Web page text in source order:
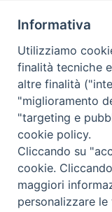
Informativa
Utilizziamo
finalità tecniche
altre finalità
"miglioramento
"targeting e
cookie policy.
Cliccando su
cookie.
maggiori
personalizzare